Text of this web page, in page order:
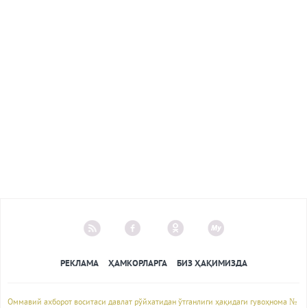
РЕКЛАМА ҲАМКОРЛАРГА БИЗ ҲАҚИМИЗДА
Оммавий ахборот воситаси давлат рўйхатидан ўтганлиги ҳақидаги гувоҳнома №